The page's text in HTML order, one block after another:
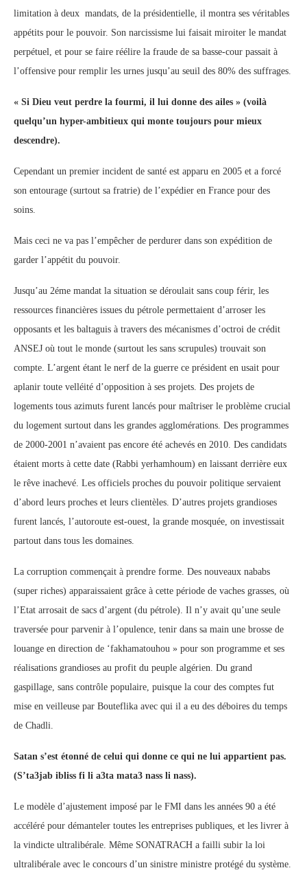
limitation à deux mandats, de la présidentielle, il montra ses véritables
appétits pour le pouvoir. Son narcissisme lui faisait miroiter le mandat
perpétuel, et pour se faire réélire la fraude de sa basse-cour passait à
l’offensive pour remplir les urnes jusqu’au seuil des 80% des suffrages.
« Si Dieu veut perdre la fourmi, il lui donne des ailes » (voilà
quelqu’un hyper-ambitieux qui monte toujours pour mieux
descendre).
Cependant un premier incident de santé est apparu en 2005 et a forcé
son entourage (surtout sa fratrie) de l’expédier en France pour des
soins.
Mais ceci ne va pas l’empêcher de perdurer dans son expédition de
garder l’appétit du pouvoir.
Jusqu’au 2éme mandat la situation se déroulait sans coup férir, les
ressources financières issues du pétrole permettaient d’arroser les
opposants et les baltaguis à travers des mécanismes d’octroi de crédit
ANSEJ où tout le monde (surtout les sans scrupules) trouvait son
compte. L’argent étant le nerf de la guerre ce président en usait pour
aplanir toute velléité d’opposition à ses projets. Des projets de
logements tous azimuts furent lancés pour maîtriser le problème crucial
du logement surtout dans les grandes agglomérations. Des programmes
de 2000-2001 n’avaient pas encore été achevés en 2010. Des candidats
étaient morts à cette date (Rabbi yerhamhoum) en laissant derrière eux
le rêve inachevé. Les officiels proches du pouvoir politique servaient
d’abord leurs proches et leurs clientèles. D’autres projets grandioses
furent lancés, l’autoroute est-ouest, la grande mosquée, on investissait
partout dans tous les domaines.
La corruption commençait à prendre forme. Des nouveaux nababs
(super riches) apparaissaient grâce à cette période de vaches grasses, où
l’Etat arrosait de sacs d’argent (du pétrole). Il n’y avait qu’une seule
traversée pour parvenir à l’opulence, tenir dans sa main une brosse de
louange en direction de ‘fakhamatouhou » pour son programme et ses
réalisations grandioses au profit du peuple algérien. Du grand
gaspillage, sans contrôle populaire, puisque la cour des comptes fut
mise en veilleuse par Bouteflika avec qui il a eu des déboires du temps
de Chadli.
Satan s’est étonné de celui qui donne ce qui ne lui appartient pas.
(S’ta3jab ibliss fi li a3ta mata3 nass li nass).
Le modèle d’ajustement imposé par le FMI dans les années 90 a été
accéléré pour démanteler toutes les entreprises publiques, et les livrer à
la vindicte ultralibérale. Même SONATRACH a failli subir la loi
ultralibérale avec le concours d’un sinistre ministre protégé du système.